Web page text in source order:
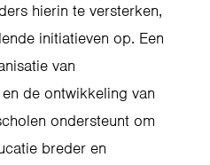
hierin te versterken,
initiatieven op. Een
van
de ontwikkeling van
ondersteunt om
breder en